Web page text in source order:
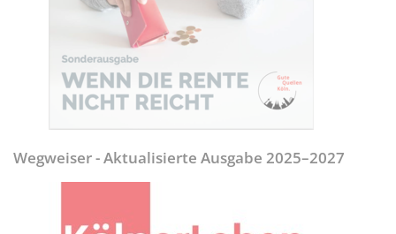
Wegweiser - Aktualisierte Ausgabe 2025–2027